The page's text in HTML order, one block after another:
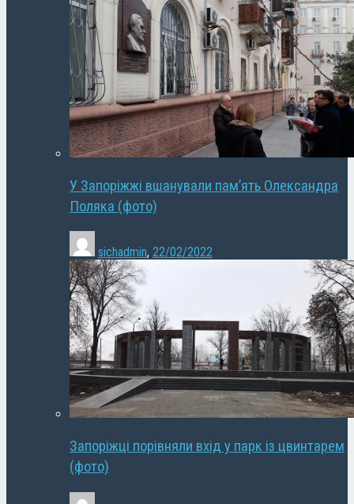
У Запоріжжі вшанували пам’ять Олександра
Поляка (фото)
sichadmin, 22/02/2022
Запоріжці порівняли вхід у парк із цвинтарем
(фото)